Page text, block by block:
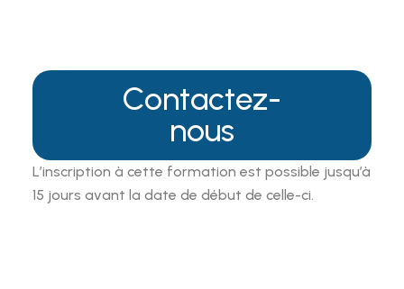
Contactez-
nous
L’inscription à cette formation est possible jusqu’à
15 jours avant la date de début de celle-ci.